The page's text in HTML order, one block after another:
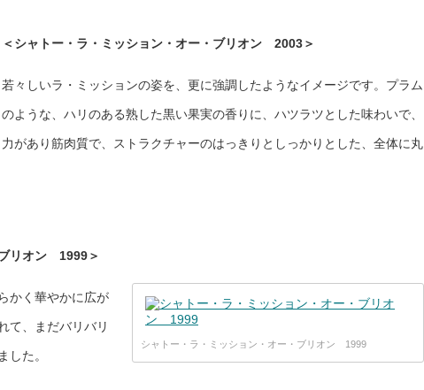
＜シャトー・ラ・ミッション・オー・ブリオン 2003＞
若々しいラ・ミッションの姿を、更に強調したようなイメージです。プラム
のような、ハリのある熟した黒い果実の香りに、ハツラツとした味わいで、
力があり筋肉質で、ストラクチャーのはっきりとしっかりとした、全体に丸
リオン 1999＞
シャトー・ラ・ミッション・オー・ブリオン 1999
かく華やかに広が
て、まだバリバリ
した。